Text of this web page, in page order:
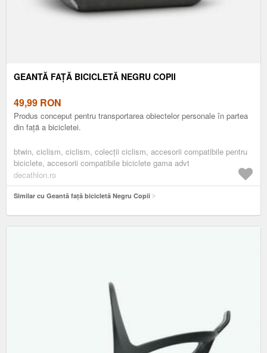
GEANTĂ FAȚĂ BICICLETĂ NEGRU COPII
49,99 RON
Produs conceput pentru transportarea obiectelor personale în partea
din față a bicicletei.
btwin, ciclism, ciclism, colecții ciclism, accesorii compatibile pentru
biciclete, accesorii compatibile biciclete gama advt
decathlon.ro
Similar cu Geantă față bicicletă Negru Copii